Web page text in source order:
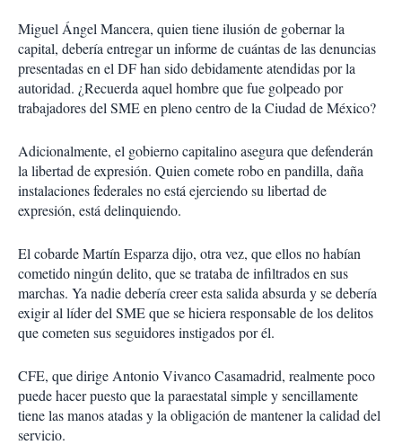
Miguel Ángel Mancera, quien tiene ilusión de gobernar la
capital, debería entregar un informe de cuántas de las denuncias
presentadas en el DF han sido debidamente atendidas por la
autoridad. ¿Recuerda aquel hombre que fue golpeado por
trabajadores del SME en pleno centro de la Ciudad de México?
Adicionalmente, el gobierno capitalino asegura que defenderán
la libertad de expresión. Quien comete robo en pandilla, daña
instalaciones federales no está ejerciendo su libertad de
expresión, está delinquiendo.
El cobarde Martín Esparza dijo, otra vez, que ellos no habían
cometido ningún delito, que se trataba de infiltrados en sus
marchas. Ya nadie debería creer esta salida absurda y se debería
exigir al líder del SME que se hiciera responsable de los delitos
que cometen sus seguidores instigados por él.
CFE, que dirige Antonio Vivanco Casamadrid, realmente poco
puede hacer puesto que la paraestatal simple y sencillamente
tiene las manos atadas y la obligación de mantener la calidad del
servicio.